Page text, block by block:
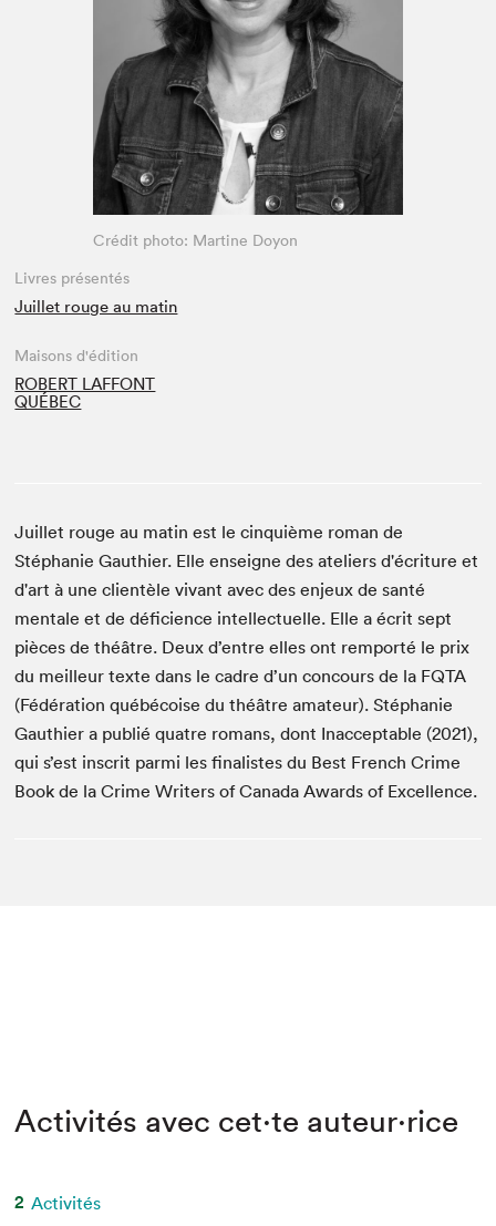
Espace médias
Crédit photo: Martine Doyon
Livres présentés
Juillet rouge au matin
Maisons d'édition
ROBERT LAFFONT
QUÉBEC
Juillet rouge au matin est le cinquième roman de
Stéphanie Gauthier. Elle enseigne des ateliers d'écriture et
d'art à une clientèle vivant avec des enjeux de santé
mentale et de déficience intellectuelle. Elle a écrit sept
pièces de théâtre. Deux d’entre elles ont remporté le prix
du meilleur texte dans le cadre d’un concours de la FQTA
(Fédération québécoise du théâtre amateur). Stéphanie
Gauthier a publié quatre romans, dont Inacceptable (2021),
qui s’est inscrit parmi les finalistes du Best French Crime
Book de la Crime Writers of Canada Awards of Excellence.
Activités avec cet·te auteur·rice
2 Activités